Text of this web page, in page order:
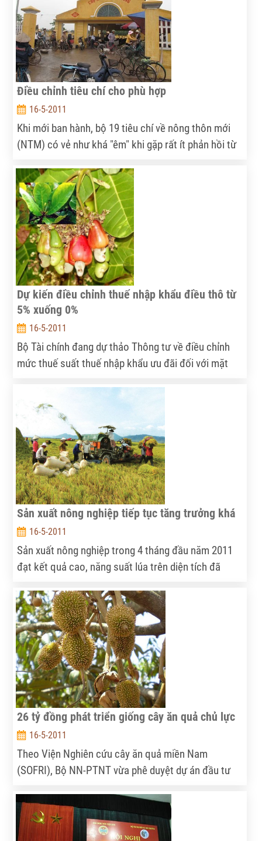
Điều chỉnh tiêu chí cho phù hợp
16-5-2011
Khi mới ban hành, bộ 19 tiêu chí về nông thôn mới
(NTM) có vẻ như khá "êm" khi gặp rất ít phản hồi từ
bắt tay vào xây dựng NTM, hàng loạt tiêu chí cả
"tĩnh" cả "động" mới được hồi âm bằng tiếng nói từ
cơ sở.
Dự kiến điều chỉnh thuế nhập khẩu điều thô từ
5% xuống 0%
16-5-2011
Bộ Tài chính đang dự thảo Thông tư về điều chỉnh
mức thuế suất thuế nhập khẩu ưu đãi đối với mặt
khẩu ưu đãi từ 5% xuống còn 0%.
Sản xuất nông nghiệp tiếp tục tăng trưởng khá
16-5-2011
Sản xuất nông nghiệp trong 4 tháng đầu năm 2011
đạt kết quả cao, năng suất lúa trên diện tích đã
thành công bước đầu đó là nhờ sự nỗ lực không
ngừng của ngành nông nghiệp, đặc biệt là trong
công tác chỉ đạo,điều hành. Thành công này chính
là đòn bẩy để ngành nông nghiệp tạo được bứt phá
trong năm 2011.
26 tỷ đồng phát triển giống cây ăn quả chủ lực
16-5-2011
Theo Viện Nghiên cứu cây ăn quả miền Nam
(SOFRI), Bộ NN-PTNT vừa phê duyệt dự án đầu tư
phía Nam giai đoạn 2011 – 2015. Tổng vốn đầu tư
dự án gần 26 tỷ đồng do SOFRI làm chủ đầu tư, thực
hiện tại SOFRI (Tiền Giang) và Trung tâm Nghiên cứu